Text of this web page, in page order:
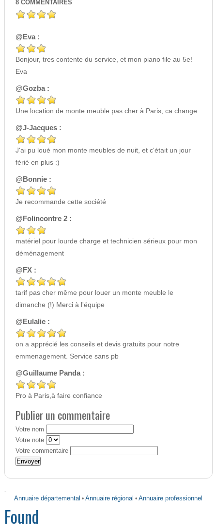
8 COMMENTAIRES
@Eva :
Bonjour, tres contente du service, et mon piano file au 5e!
Eva
@Gozba :
Une location de monte meuble pas cher à Paris, ca change
@J-Jacques :
J'ai pu loué mon monte meubles de nuit, et c'était un jour
férié en plus :)
@Bonnie :
Je recommande cette société
@Folincontre 2 :
matériel pour lourde charge et technicien sérieux pour mon
déménagement
@FX :
tarif pas cher même pour louer un monte meuble le
dimanche (!) Merci à l'équipe
@Eulalie :
on a apprécié les conseils et devis gratuits pour notre
emmenagement. Service sans pb
@Guillaume Panda :
Pro à Paris,à faire confiance
Publier un commentaire
Votre nom
Votre note
Votre commentaire
-
Annuaire départemental •Annuaire régional •Annuaire professionnel
Found